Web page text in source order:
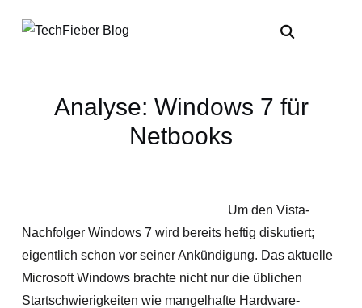
Analyse: Windows 7 für
Netbooks
Um den Vista-
Nachfolger Windows 7 wird bereits heftig diskutiert;
eigentlich schon vor seiner Ankündigung. Das aktuelle
Microsoft Windows brachte nicht nur die üblichen
Startschwierigkeiten wie mangelhafte Hardware-